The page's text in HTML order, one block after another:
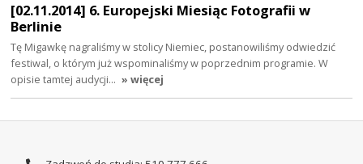
[02.11.2014] 6. Europejski Miesiąc Fotografii w
Berlinie
Tę Migawkę nagraliśmy w stolicy Niemiec, postanowiliśmy odwiedzić
festiwal, o którym już wspominaliśmy w poprzednim programie. W
opisie tamtej audycji… » więcej